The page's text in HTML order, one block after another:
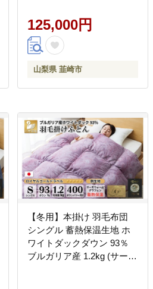
ドリー ブルガリア産 掛け
布団 ダウンかけ布団 ふと
ん 羽毛ふとん 本掛け布団 5
ル
125,000円
山梨県 韮崎市
【冬用】本掛け 羽毛布団
シングル 蓄熱保温生地 ホ
ワイトダックダウン 93％
ブルガリア産 1.2kg (サーモ